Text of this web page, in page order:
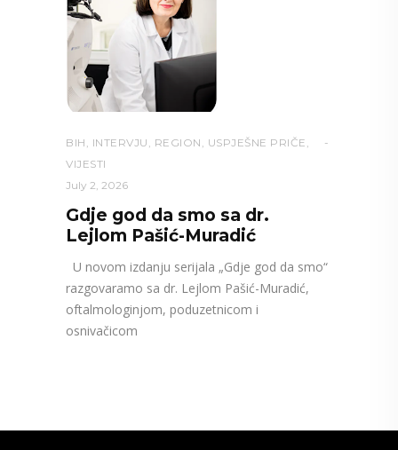
BIH INTERVJU REGION USPJEŠNE PRIČE
VIJESTI
July 2, 2026
Gdje god da smo sa dr.
Lejlom Pašić-Muradić
U novom izdanju serijala „Gdje god da smo“
razgovaramo sa dr. Lejlom Pašić-Muradić,
oftalmologinjom, poduzetnicom i
osnivačicom